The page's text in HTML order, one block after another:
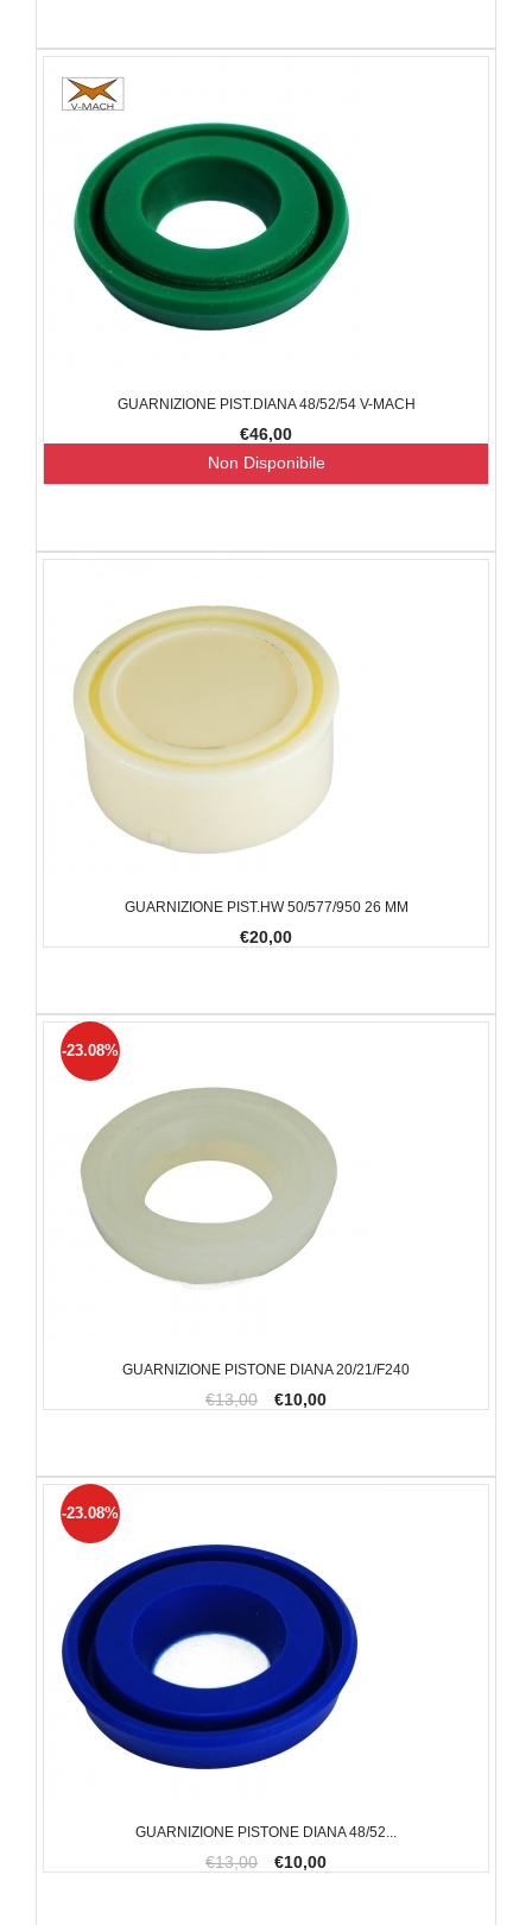
GUARNIZIONE PIST.DIANA 48/52/54 V-MACH
€46,00
Non Disponibile
GUARNIZIONE PIST.HW 50/577/950 26 MM
€20,00
GUARNIZIONE PISTONE DIANA 20/21/F240
€13,00 €10,00
-23.08%
GUARNIZIONE PISTONE DIANA 48/52...
€13,00 €10,00
-23.08%